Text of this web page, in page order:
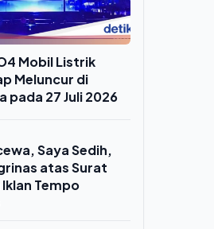
Mobil Listrik
Meluncur di
pada 27 Juli 2026
Saya Sedih,
atas Surat
Tempo